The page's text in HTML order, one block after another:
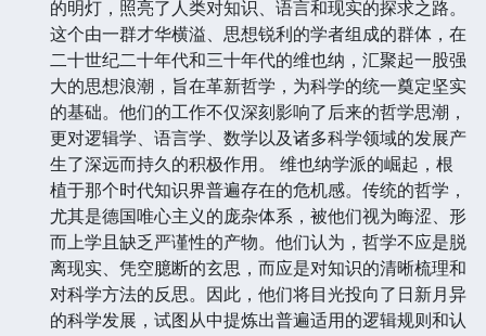
的明灯，照亮了人类对知识、语言和现实的探求之路。
这个由一群才华横溢、思想锐利的学者组成的群体，在
二十世纪二十年代和三十年代的维也纳，汇聚起一股强
大的思想浪潮，旨在革新哲学，为科学的统一奠定坚实
的基础。他们的工作不仅深刻影响了后来的哲学思潮，
更对逻辑学、语言学、数学以及诸多科学领域的发展产
生了深远而持久的积极作用。 维也纳学派的崛起，根
植于那个时代知识界普遍存在的危机感。传统的哲学，
尤其是德国唯心主义的庞杂体系，被他们视为晦涩、形
而上学且缺乏严谨性的产物。他们认为，哲学不应是脱
离现实、凭空臆断的玄思，而应是对知识的清晰梳理和
对科学方法的反思。因此，他们将目光投向了日新月异
的科学发展，试图从中提炼出普遍适用的逻辑规则和认